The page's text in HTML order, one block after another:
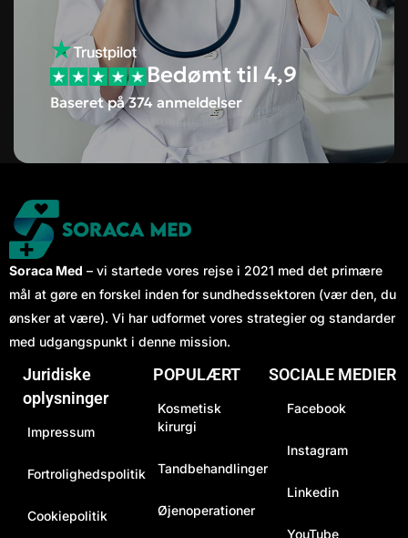
Bedømt til 4,9
Baseret på 374 anmeldelser
Soraca Med – vi startede vores rejse i 2021 med det primære
mål at gøre en forskel inden for sundhedssektoren (vær den, du
ønsker at være). Vi har udformet vores strategier og standarder
med udgangspunkt i denne mission.
Juridiske
oplysninger
Impressum
Fortrolighedspolitik
Cookiepolitik
POPULÆRT
Kosmetisk
kirurgi
Tandbehandlinger
Øjenoperationer
SOCIALE MEDIER
Facebook
Instagram
Linkedin
YouTube